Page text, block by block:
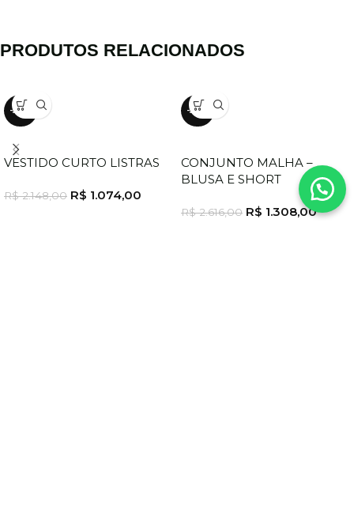
PRODUTOS RELACIONADOS
-50%
VESTIDO CURTO LISTRAS
R$2.148,00 R$ 1.074,00
-50%
CONJUNTO MALHA –
BLUSA E SHORT
R$2.616,00 R$ 1.308,00